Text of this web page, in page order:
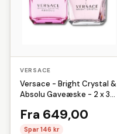
VERSACE
Versace - Bright Crystal &
Absolu Gaveæske - 2 x 30
Fra 649,00
Spar 146 kr